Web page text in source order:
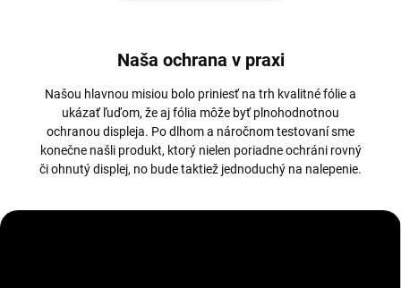
Naša ochrana v praxi
Našou hlavnou misiou bolo priniesť na trh kvalitné fólie a
ukázať ľuďom, že aj fólia môže byť plnohodnotnou
ochranou displeja. Po dlhom a náročnom testovaní sme
konečne našli produkt, ktorý nielen poriadne ochráni rovný
či ohnutý displej, no bude taktiež jednoduchý na nalepenie.